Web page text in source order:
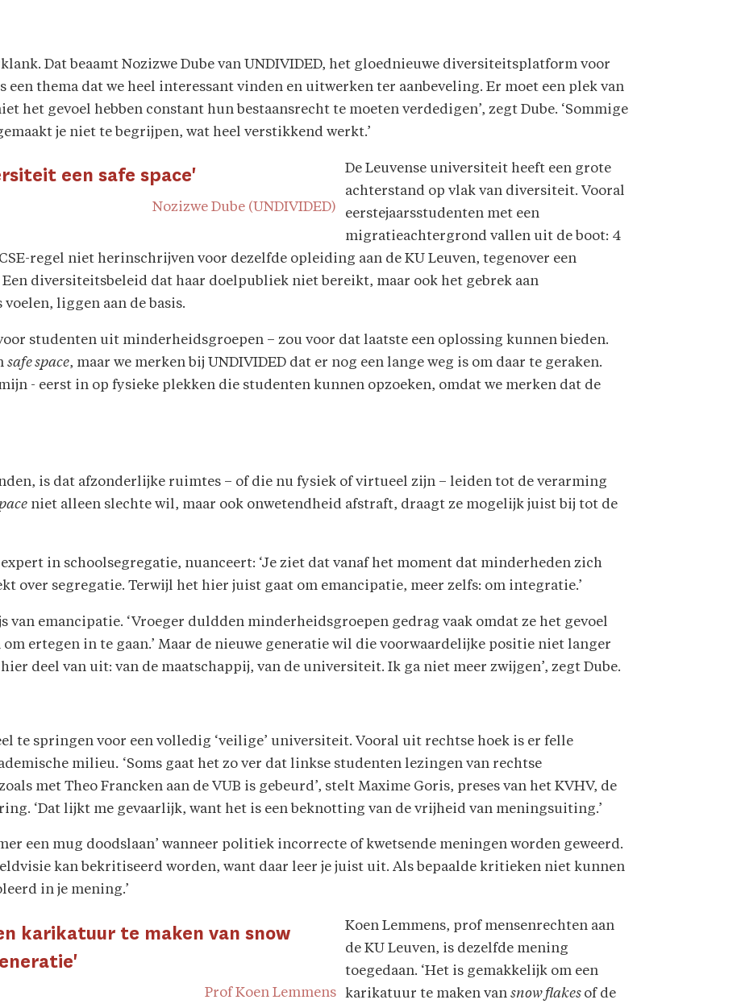
Dat beaamt Nozizwe Dube van UNDIVIDED, het gloednieuwe diversiteitsplatform voor
een thema dat we heel interessant vinden en uitwerken ter aanbeveling. Er moet een plek van
het gevoel hebben constant hun bestaansrecht te moeten verdedigen’, zegt Dube. ‘Sommige
je niet te begrijpen, wat heel verstikkend werkt.’
een safe space'
Nozizwe Dube (UNDIVIDED)
De Leuvense universiteit heeft een grote
achterstand op vlak van diversiteit. Vooral
eerstejaarsstudenten met een
migratieachtergrond vallen uit de boot: 4
regel niet herinschrijven voor dezelfde opleiding aan de KU Leuven, tegenover een
Een diversiteitsbeleid dat haar doelpubliek niet bereikt, maar ook het gebrek aan
liggen aan de basis.
studenten uit minderheidsgroepen – zou voor dat laatste een oplossing kunnen bieden.
safe space, maar we merken bij UNDIVIDED dat er nog een lange weg is om daar te geraken.
- eerst in op fysieke plekken die studenten kunnen opzoeken, omdat we merken dat de
is dat afzonderlijke ruimtes – of die nu fysiek of virtueel zijn – leiden tot de verarming
niet alleen slechte wil, maar ook onwetendheid afstraft, draagt ze mogelijk juist bij tot de
in schoolsegregatie, nuanceert: ‘Je ziet dat vanaf het moment dat minderheden zich
over segregatie. Terwijl het hier juist gaat om emancipatie, meer zelfs: om integratie.’
van emancipatie. ‘Vroeger duldden minderheidsgroepen gedrag vaak omdat ze het gevoel
ertegen in te gaan.’ Maar de nieuwe generatie wil die voorwaardelijke positie niet langer
hier deel van uit: van de maatschappij, van de universiteit. Ik ga niet meer zwijgen’, zegt Dube.
te springen voor een volledig ‘veilige’ universiteit. Vooral uit rechtse hoek is er felle
milieu. ‘Soms gaat het zo ver dat linkse studenten lezingen van rechtse
met Theo Francken aan de VUB is gebeurd’, stelt Maxime Goris, preses van het KVHV, de
‘Dat lijkt me gevaarlijk, want het is een beknotting van de vrijheid van meningsuiting.’
een mug doodslaan’ wanneer politiek incorrecte of kwetsende meningen worden geweerd.
kan bekritiseerd worden, want daar leer je juist uit. Als bepaalde kritieken niet kunnen
in je mening.’
karikatuur te maken van snow
Prof Koen Lemmens
Koen Lemmens, prof mensenrechten aan
de KU Leuven, is dezelfde mening
toegedaan. ‘Het is gemakkelijk om een
karikatuur te maken vansnow flakes of de